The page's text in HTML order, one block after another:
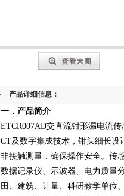
产品详细信息：
一． 产品简介
ETCR007AD交直流钳形漏电流传
CT及数字集成技术，钳头细长设
非接触测量，确保操作安全。传
数据记录仪、 示波器、电力质量
田、建筑、计量、科研教学单位